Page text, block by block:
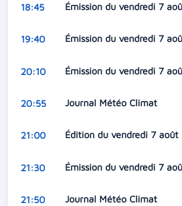
18:45 Émission du vendredi 7
19:40 Émission du vendredi 7
20:10 Émission du vendredi 7
20:55 Journal Météo Climat
21:00 Édition du vendredi 7 août
21:30 Émission du vendredi 7
21:50 Journal Météo Climat